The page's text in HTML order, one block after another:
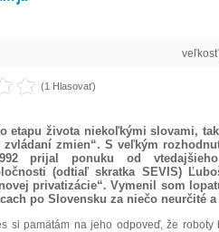
(1 Hlasovať)
etapu života niekoľkými slovami,
zmien“. S veľkým
prijal ponuku od vtedajšieho
(odtiaľ skratka SEVIS)
privatizácie“. Vymenil som
po Slovensku za niečo neurčité
si pamätám na jeho odpoveď, že